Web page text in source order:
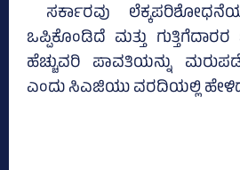
ಸರ್ಕಾರವು
ಒಪ್ಪಿಕೊಂಡಿದೆ ಮತ್ತು
ಹೆಚ್ಚುವರಿ ಪಾವತಿಯನ್ನು
ಎಂದು ಸಿಎಜಿಯು ವರದಿಯಲ್ಲಿ